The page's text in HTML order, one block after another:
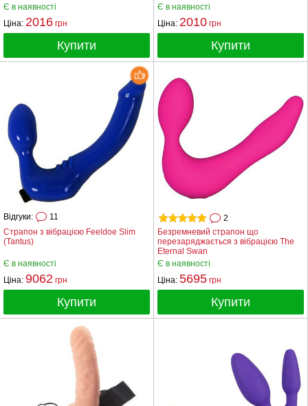
Є в наявності
Ціна: 2016 грн
Купити
Є в наявності
Ціна: 2010 грн
Купити
Страпон з вібрацією Feeldoe Slim
(Tantus)
Відгуки: 11
Є в наявності
Ціна: 9062 грн
Купити
Безремневий страпон що
перезаряджається з вібрацією The
Eternal Swan
2
Є в наявності
Ціна: 5695 грн
Купити